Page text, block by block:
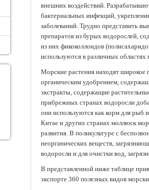
внешних воздействий.
бактериальных инфекций,
заболеваний. Трудно представить
препаратов из бурых водорослей,
из них фикоколлоидов
используются в различных
Морские растения находят широкое
органическим удобрением,
экстракты, содержащие
прибрежных странах водоросли
они используются как корм для
Китае и других странах моллюск
развития. В поликультуре с
неорганических веществ,
водоросли и для очистки вод,
В представленной ниже таблице
экспорте 360 полезных видов